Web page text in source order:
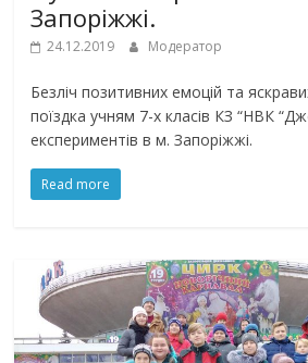
Запоріжжі.
24.12.2019 Модератор
Безліч позитивних емоцій та
поїздка учням 7-х класів КЗ “НВК
експериментів в м. Запоріжжі.
Read more